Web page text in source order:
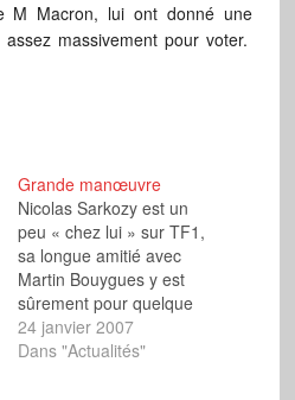
M Macron, lui ont donné une
massivement pour voter.
Grande manœuvre
Nicolas Sarkozy est un
peu « chez lui » sur TF1,
sa longue amitié avec
Martin Bouygues y est
sûrement pour quelque
chose. A cette aune, on
comprend que
24 janvier 2007
Dans "Actualités"